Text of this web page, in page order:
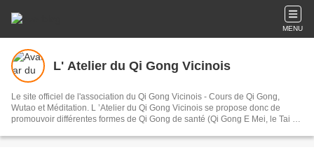
MENU
L' Atelier du Qi Gong Vicinois
Le site officiel de l'association du Qi Gong Vicinois - Cours de Qi Gong,
Wutao et Méditation. L ’Atelier du Qi Gong Vicinois se propose donc de
promouvoir différentes formes de Qi Gong de santé (Qi Gong E Mei, le Tai Ji
le Wutao art corporel par excellence, véritable chemin vers le bien-être,